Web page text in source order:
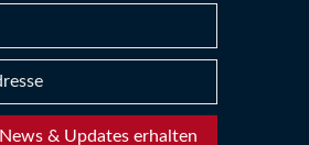
& Updates erhalten